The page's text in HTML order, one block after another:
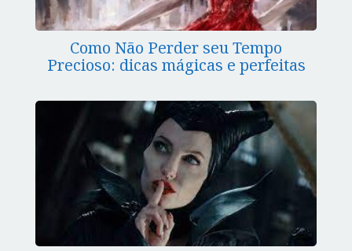
Como Não Perder seu Tempo
Precioso: dicas mágicas e perfeitas